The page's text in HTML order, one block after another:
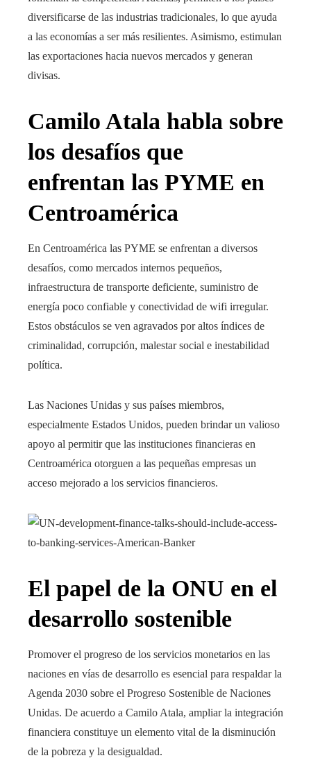
diversificarse de las industrias tradicionales, lo que ayuda
a las economías a ser más resilientes. Asimismo, estimulan
las exportaciones hacia nuevos mercados y generan
divisas.
Camilo Atala habla sobre
los desafíos que
enfrentan las PYME en
Centroamérica
En Centroamérica las PYME se enfrentan a diversos
desafíos, como mercados internos pequeños,
infraestructura de transporte deficiente, suministro de
energía poco confiable y conectividad de wifi irregular.
Estos obstáculos se ven agravados por altos índices de
criminalidad, corrupción, malestar social e inestabilidad
política.
Las Naciones Unidas y sus países miembros,
especialmente Estados Unidos, pueden brindar un valioso
apoyo al permitir que las instituciones financieras en
Centroamérica otorguen a las pequeñas empresas un
acceso mejorado a los servicios financieros.
El papel de la ONU en el
desarrollo sostenible
Promover el progreso de los servicios monetarios en las
naciones en vías de desarrollo es esencial para respaldar la
Agenda 2030 sobre el Progreso Sostenible de Naciones
Unidas. De acuerdo a Camilo Atala, ampliar la integración
financiera constituye un elemento vital de la disminución
de la pobreza y la desigualdad.